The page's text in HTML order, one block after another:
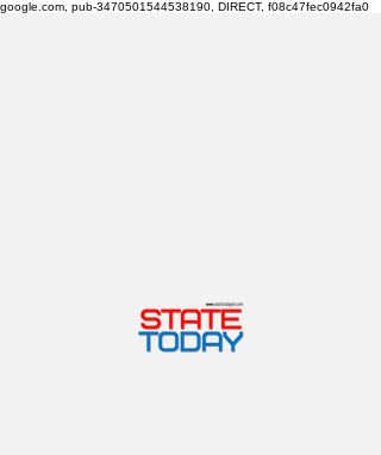
google.com, pub-3470501544538190, DIRECT, f08c47fec0942fa0